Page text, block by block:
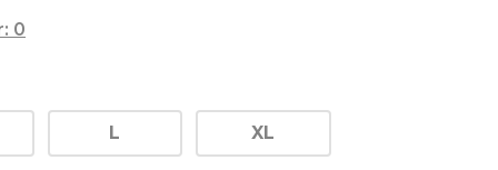
: 0
L XL